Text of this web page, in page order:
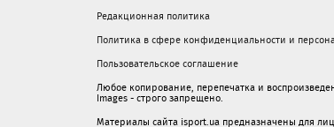
Редакционная политика
Политика в сфере конфиденциальности и
Пользовательское соглашение
Любое копирование, перепечатка и
Images - строго запрещено.
Материалы сайта isport.ua предназначены для